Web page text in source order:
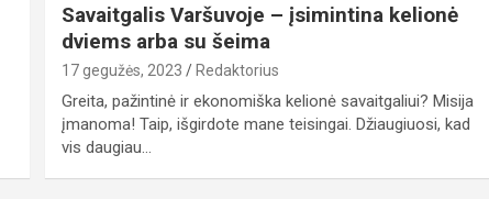
Savaitgalis Varšuvoje – įsimintina kelionė
dviems arba su šeima
17 gegužės, 2023 Redaktorius
Greita, pažintinė ir ekonomiška kelionė savaitgaliui? Misija
įmanoma! Taip, išgirdote mane teisingai. Džiaugiuosi, kad
vis daugiau…